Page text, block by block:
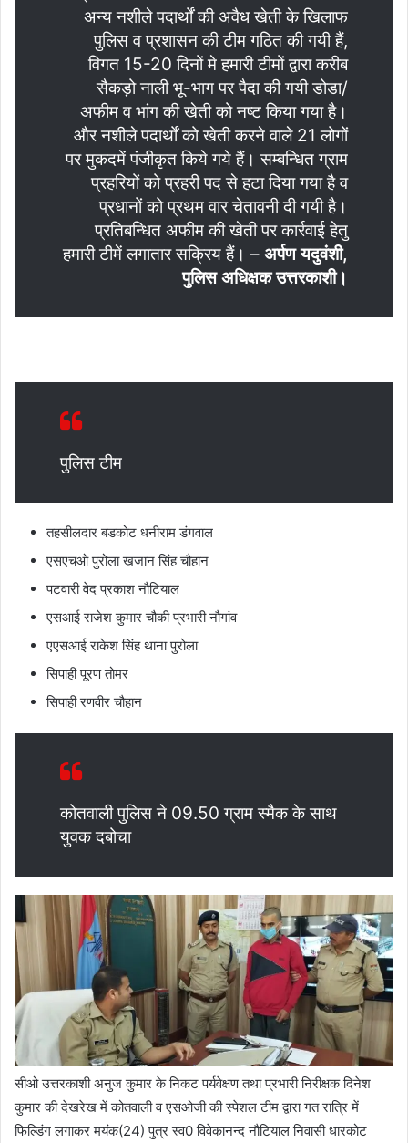
अन्य नशीले पदार्थों की अवैध खेती के खिलाफ
पुलिस व प्रशासन की टीम गठित की गयी हैं,
विगत 15-20 दिनों मे हमारी टीमों द्वारा करीब
सैकड़ो नाली भू-भाग पर पैदा की गयी डोडा/
अफीम व भांग की खेती को नष्ट किया गया है।
और नशीले पदार्थों को खेती करने वाले 21 लोगों
पर मुकदमें पंजीकृत किये गये हैं। सम्बन्धित ग्राम
प्रहरियों को प्रहरी पद से हटा दिया गया है व
प्रधानों को प्रथम वार चेतावनी दी गयी है।
प्रतिबन्धित अफीम की खेती पर कार्रवाई हेतु
हमारी टीमें लगातार सक्रिय हैं। – अर्पण यदुवंशी,
पुलिस अधिक्षक उत्तरकाशी।
पुलिस टीम
तहसीलदार बडकोट धनीराम डंगवाल
एसएचओ पुरोला खजान सिंह चौहान
पटवारी वेद प्रकाश नौटियाल
एसआई राजेश कुमार चौकी प्रभारी नौगांव
एएसआई राकेश सिंह थाना पुरोला
सिपाही पूरण तोमर
सिपाही रणवीर चौहान
कोतवाली पुलिस ने 09.50 ग्राम स्मैक के साथ
युवक दबोचा
सीओ उत्तरकाशी अनुज कुमार के निकट पर्यवेक्षण तथा प्रभारी निरीक्षक दिनेश
कुमार की देखरेख में कोतवाली व एसओजी की स्पेशल टीम द्वारा गत रात्रि में
फिल्डिंग लगाकर मयंक(24) पुत्र स्व0 विवेकानन्द नौटियाल निवासी धारकोट